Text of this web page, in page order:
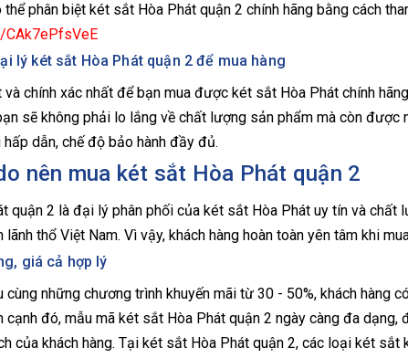
thể phân biệt két sắt Hòa Phát quận 2 chính hãng bằng cách
lý két sắt Hòa Phát quận 2 để mua hàng
và chính xác nhất để bạn mua được két sắt Hòa Phát chính
sẽ không phải lo lắng về chất lượng sản phẩm mà còn được
hấp dẫn, chế độ bảo hành đầy đủ.
nên mua két sắt Hòa Phát quận 2
quận 2 là đại lý phân phối của két sắt Hòa Phát uy tín và chất
thổ Việt Nam. Vì vậy, khách hàng hoàn toàn yên tâm khi
giá cả hợp lý
những chương trình khuyến mãi từ 30 - 50%, khách hàng
cạnh đó, mẫu mã két sắt Hòa Phát quận 2 ngày càng đa
của khách hàng. Tại két sắt Hòa Phát quận 2, các loại két sắt